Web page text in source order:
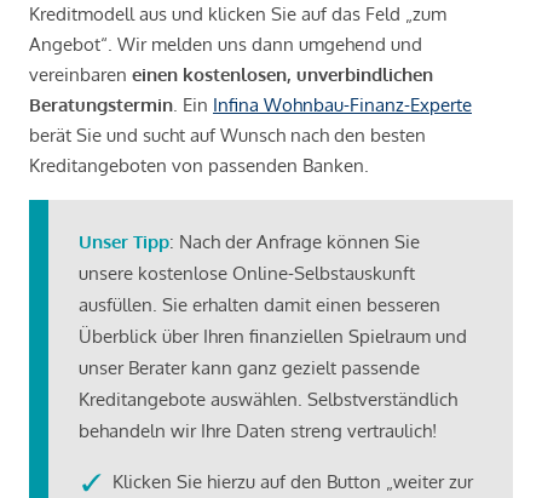
Kreditmodell aus und klicken Sie auf das Feld „zum
Angebot“. Wir melden uns dann umgehend und
vereinbaren einen kostenlosen, unverbindlichen
Beratungstermin . Ein Infina Wohnbau-Finanz-Experte
berät Sie und sucht auf Wunsch nach den besten
Kreditangeboten von passenden Banken.
Unser Tipp: Nach der Anfrage können Sie
unsere kostenlose Online-Selbstauskunft
ausfüllen. Sie erhalten damit einen besseren
Überblick über Ihren finanziellen Spielraum und
unser Berater kann ganz gezielt passende
Kreditangebote auswählen. Selbstverständlich
behandeln wir Ihre Daten streng vertraulich!
Klicken Sie hierzu auf den Button „weiter zur